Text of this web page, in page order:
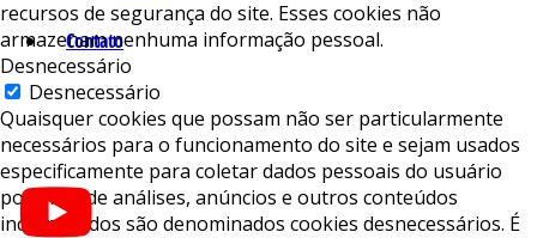
Contato
recursos de segurança do site. Esses cookies não
armazenam nenhuma informação pessoal.
Desnecessário
Desnecessário
Quaisquer cookies que possam não ser particularmente
necessários para o funcionamento do site e sejam usados ​​
especificamente para coletar dados pessoais do usuário
por meio de análises, anúncios e outros conteúdos
incorporados são denominados cookies desnecessários. É